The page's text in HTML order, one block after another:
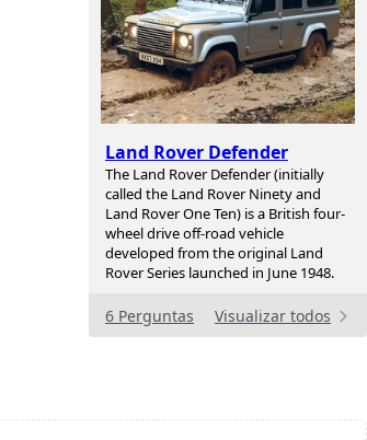
Land Rover Defender
The Land Rover Defender (initially
called the Land Rover Ninety and
Land Rover One Ten) is a British four-
wheel drive off-road vehicle
developed from the original Land
Rover Series launched in June 1948.
6 Perguntas Visualizar todos